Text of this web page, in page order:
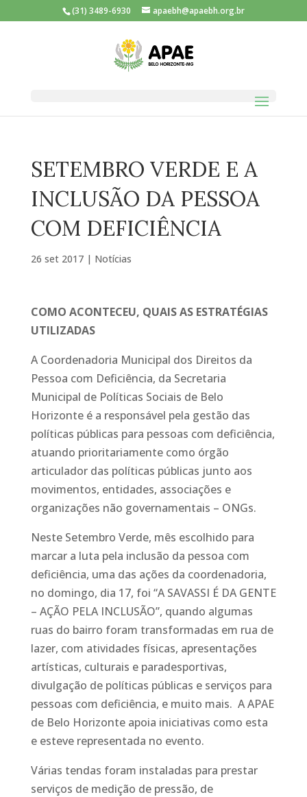
(31) 3489-6930 apaebh@apaebh.org.br
SETEMBRO VERDE E A
INCLUSÃO DA PESSOA
COM DEFICIÊNCIA
26 set 2017| Notícias
COMO ACONTECEU, QUAIS AS ESTRATÉGIAS
UTILIZADAS
A Coordenadoria Municipal dos Direitos da
Pessoa com Deficiência, da Secretaria
Municipal de Políticas Sociais de Belo
Horizonte é a responsável pela gestão das
políticas públicas para pessoas com deficiência,
atuando prioritariamente como órgão
articulador das políticas públicas junto aos
movimentos, entidades, associações e
organizações não governamentais – ONGs.
Neste Setembro Verde, mês escolhido para
marcar a luta pela inclusão da pessoa com
deficiência, uma das ações da coordenadoria,
no domingo, dia 17, foi “A SAVASSI É DA GENTE
– AÇÃO PELA INCLUSÃO”, quando algumas
ruas do bairro foram transformadas em rua de
lazer, com atividades físicas, apresentações
artísticas, culturais e paradesportivas,
divulgação de políticas públicas e serviços para
pessoas com deficiência, e muito mais. A APAE
de Belo Horizonte apoia iniciativas como esta
e esteve representada no evento.
Várias tendas foram instaladas para prestar
serviços de medição de pressão, de